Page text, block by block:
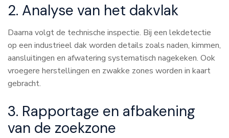
2. Analyse van het dakvlak
Daarna volgt de technische inspectie. Bij een lekdetectie
op een industrieel dak worden details zoals naden, kimmen,
aansluitingen en afwatering systematisch nagekeken. Ook
vroegere herstellingen en zwakke zones worden in kaart
gebracht.
3. Rapportage en afbakening
van de zoekzone